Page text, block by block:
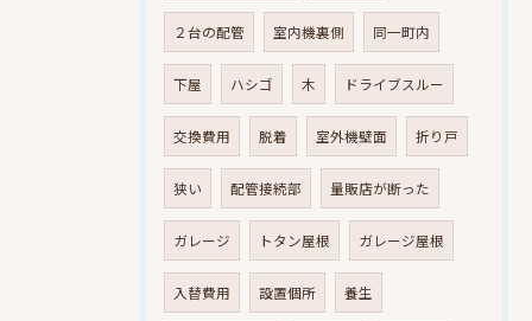
２台の配管 室内機裏側 同一町内
下屋 ハシゴ 木 ドライブスルー
交換費用 脱着 室外機壁面 折り戸
狭い 配管接続部 量販店が断った
ガレージ トタン屋根 ガレージ屋根
入替費用 設置個所 養生